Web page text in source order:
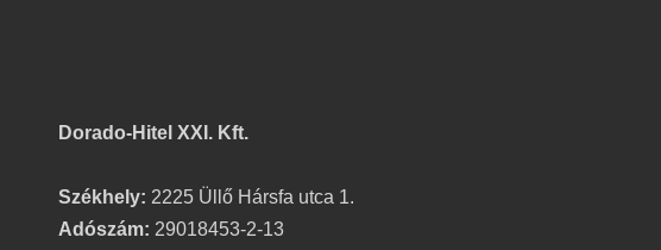
Dorado-Hitel XXI. Kft.
Székhely: 2225 Üllő Hársfa utca 1.
Adószám: 29018453-2-13